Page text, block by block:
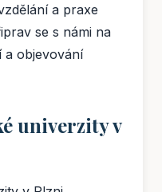
a praxe
se s námi na
a objevování
univerzity v